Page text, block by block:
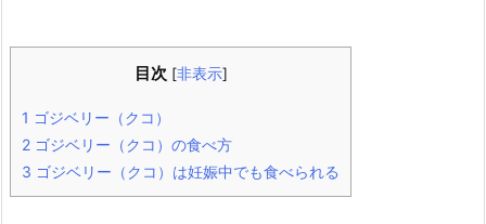
目次 [非表示]
1 ゴジベリー（クコ）
2 ゴジベリー（クコ）の食べ方
3 ゴジベリー（クコ）は妊娠中でも食べられる